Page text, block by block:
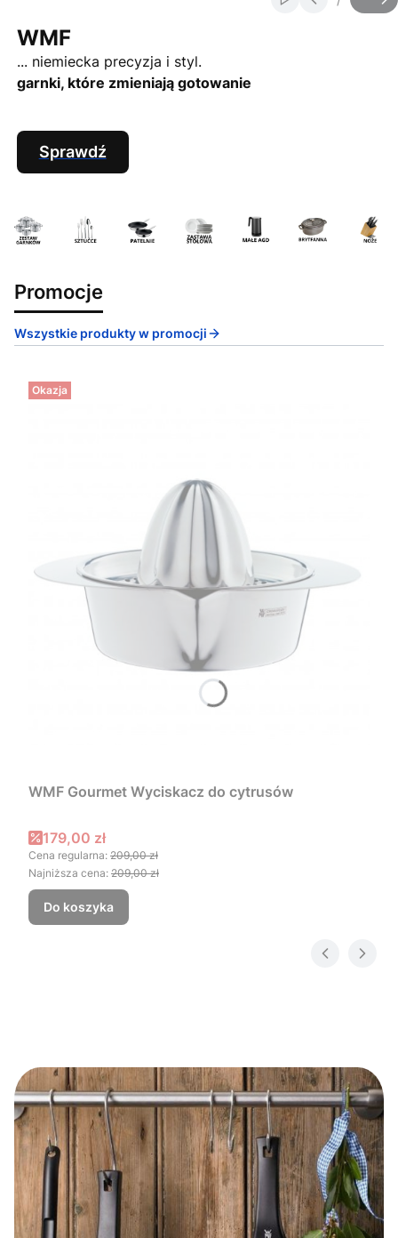
Slajd
z
WMF
... niemiecka precyzja i styl.
garnki, które zmieniają gotowanie
Sprawdź
Promocje
Wszystkie produkty w promocji
Okazja
WMF Gourmet Wyciskacz do cytrusów
Cena promocyjna
179,00 zł
Cena regularna: 209,00 zł
Najniższa cena: 209,00 zł
Do koszyka